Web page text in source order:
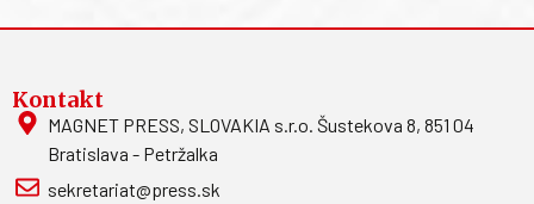
Kontakt
MAGNET PRESS, SLOVAKIA s.r.o. Šustekova 8, 851 04
Bratislava - Petržalka
sekretariat@press.sk